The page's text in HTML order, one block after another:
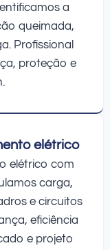
a
queimada,
Profissional
proteção e
elétrico
elétrico com
carga,
e circuitos
eficiência
e projeto